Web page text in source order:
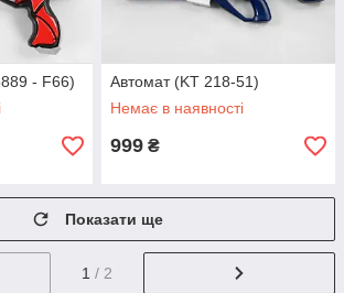
- F66)
Автомат (KT 218-51)
Немає в наявності
999 ₴
Показати ще
1 / 2